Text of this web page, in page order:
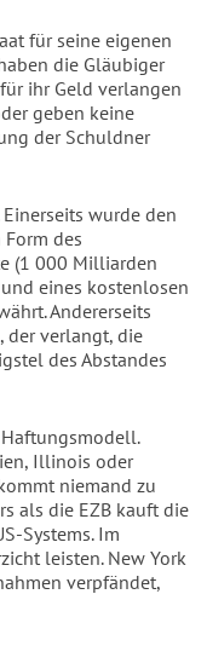
für seine eigenen
die Gläubiger
ihr Geld verlangen
geben keine
der Schuldner
wurde den
des
(1 000 Milliarden
eines kostenlosen
Andererseits
der verlangt, die
des Abstandes
Illinois oder
niemand zu
als die EZB kauft die
Systems. Im
leisten. New York
verpfändet,